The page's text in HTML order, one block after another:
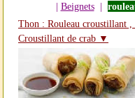
| Beignets|
Thon : Rouleau croustillant ,
Croustillant de crab ▼